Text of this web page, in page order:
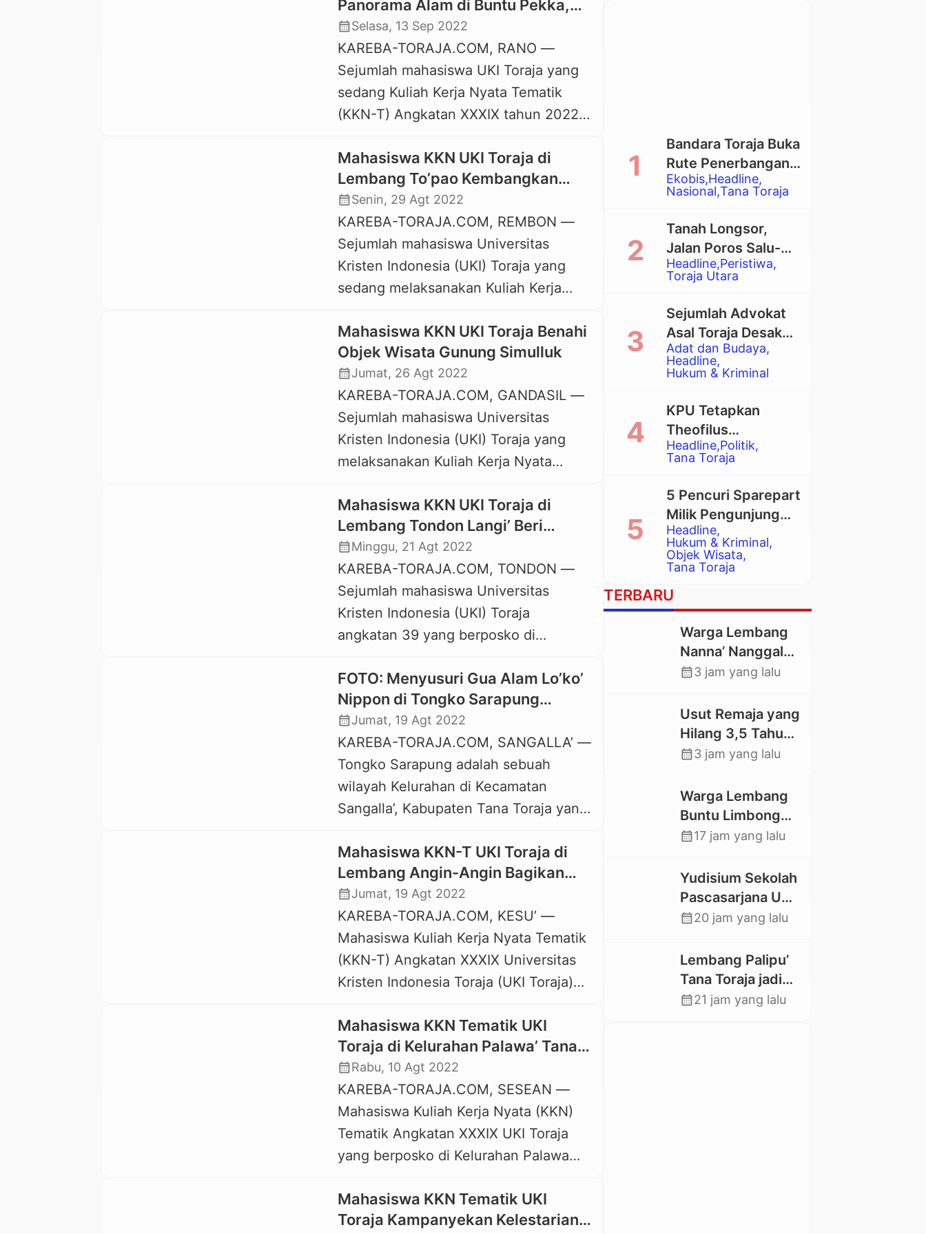
Panorama Alam di Buntu Pekka,
Kecamatan Rano Ini
calendar_monthSelasa, 13 Sep 2022
KAREBA-TORAJA.COM, RANO —
Sejumlah mahasiswa UKI Toraja yang
sedang Kuliah Kerja Nyata Tematik
(KKN-T) Angkatan XXXIX tahun 2022
Rano, Kabupaten Tana Toraja
melaksanakan berbagai kegiatan
pengabdian kepada masyarakat. Salah
satu diantaranya adalah melakukan
pembenahan salah satu potensi wisata
di Lembang Rano Tengah, yakni objek
wisata Buntu Pekka. Objek Wisata
Mahasiswa KKN UKI Toraja di
Lembang To’pao Kembangkan
Aplikasi Diagnosa Penyakit Ternak
Bernama “SIPADIK”
calendar_monthSenin, 29 Agt 2022
KAREBA-TORAJA.COM, REMBON —
Sejumlah mahasiswa Universitas
Kristen Indonesia (UKI) Toraja yang
sedang melaksanakan Kuliah Kerja
Kecamatan Rembon, Kabupaten Tana
Toraja berhasil mengembangkan
sebuah aplikasi teknologi Sistem Pakar
Diagnosis Penyakit Ternak (SIPADIK).
Aplikasi SIPADIK ini dipresentasekan
dalam Seminar IT dengan tema
Pengamanan Data Pribadi dengan
2022 […]
Mahasiswa KKN UKI Toraja Benahi
Objek Wisata Gunung Simulluk
calendar_monthJumat, 26 Agt 2022
KAREBA-TORAJA.COM, GANDASIL —
Sejumlah mahasiswa Universitas
Kristen Indonesia (UKI) Toraja yang
melaksanakan Kuliah Kerja Nyata
Kecamatan Gandangbatu Sillanan,
Tana Toraja memperbaiki sarana yang
ada di objek wisata Gunung Simulluk.
Gunung Simulluk yang terletak di
Lembang Gandangbatu sebelumnya
banyak dikunjungi warga dan
wisatawan untuk menikmati
tersebut. Namun […]
Mahasiswa KKN UKI Toraja di
Lembang Tondon Langi’ Beri
Kursus Gratis Bahasa Inggris
calendar_monthMinggu, 21 Agt 2022
KAREBA-TORAJA.COM, TONDON —
Sejumlah mahasiswa Universitas
Kristen Indonesia (UKI) Toraja
angkatan 39 yang berposko di
Tondon, Toraja Utara, melaksanakan
banyak kegiatan pengabdian
masyarakat di wilayah itu. Selain
membagikan dan menanam bibit
pohon buah-buahan, para mahasiswa
ini juga memberikan kursus singkat
Bahasa Inggris kepada para siswa SD
FOTO: Menyusuri Gua Alam Lo’ko’
Nippon di Tongko Sarapung
Bersama Mahasiswa KKN UKI
Toraja
calendar_monthJumat, 19 Agt 2022
KAREBA-TORAJA.COM, SANGALLA’ —
Tongko Sarapung adalah sebuah
wilayah Kelurahan di Kecamatan
Sangalla’, Kabupaten Tana Toraja yang
juga memiliki banyak gua alam yang
dipenuhi dengan stalaktit dan
stalagmit. Stalaktit adalah batuan yang
runcing dan berlubang-lubang lancip
dengan ujungnya mengarah ke bawah.
Stalaktit terbentuk dari kalsium
karbonat yang mengendap serta
Mahasiswa KKN-T UKI Toraja di
Lembang Angin-Angin Bagikan
Ribuan Bibit Buah kepada Warga
calendar_monthJumat, 19 Agt 2022
KAREBA-TORAJA.COM, KESU’ —
Mahasiswa Kuliah Kerja Nyata Tematik
(KKN-T) Angkatan XXXIX Universitas
Kristen Indonesia Toraja (UKI Toraja)
Angin, Kecamatan Kesu’, Kabupaten
Toraja Utara melaksanakan berbagai
macam program. Salah satu
diantaranya adalah pembagian ribuan
bibit buah dan pohon kepada
masyarakat Lembang Angin-angin.
Jenis bibit buah yang dibagikan ke
Mahasiswa KKN Tematik UKI
Toraja di Kelurahan Palawa’ Tanam
Ratusan Pohon Pinang dan Tabang
calendar_monthRabu, 10 Agt 2022
KAREBA-TORAJA.COM, SESEAN —
Mahasiswa Kuliah Kerja Nyata (KKN)
Tematik Angkatan XXXIX UKI Toraja
yang berposko di Kelurahan Palawa
macam kegiatan sebagai bentuk
implementasi Tri Dharma Perguruan
Mahasiswa KKN Tematik UKI
Toraja Kampanyekan Kelestarian
Ekobis Headline
Nasional Tana Toraja
Bandara Toraja Buka
Rute Penerbangan
Langsung Toraja-
Balikpapan
Headline Peristiwa
Toraja Utara
Tanah Longsor,
Jalan Poros Salu-
Dende’ Tertutup
Total
Adat dan Budaya
Headline
Hukum & Kriminal
Sejumlah Advokat
Asal Toraja Desak
Mahkamah Agung
Larang Penggunaan
Eksekusi Rumah
Adat Tongkonan
Headline Politik
Tana Toraja
KPU Tetapkan
Theofilus
Allorerung dan
Zadrak Tombe
sebagai Bupati dan
Wakil Bupati Tana
Toraja Terpilih
Headline
Hukum & Kriminal
Objek Wisata
Tana Toraja
5 Pencuri Sparepart
Milik Pengunjung
Objek Wisata
Pango-Pango
Ditangkap Polisi
TERBARU
Warga Lembang
Nanna’ Nanggala,
Swadaya Cor
Jembatan
calendar_month3 jam yang lalu
Usut Remaja yang
Hilang 3,5 Tahun
Lalu, Polres Toraja
Datangi TKP
calendar_month3 jam yang lalu
Warga Lembang
Buntu Limbong
Gandasil,
Jalan Sepanjang
500 Meter
calendar_month17 jam yang lalu
Yudisium Sekolah
Pascasarjana UKI
Toraja Lahirkan 58
calendar_month20 jam yang lalu
Lembang Palipu’
Tana Toraja jadi
Percontohan
calendar_month21 jam yang lalu